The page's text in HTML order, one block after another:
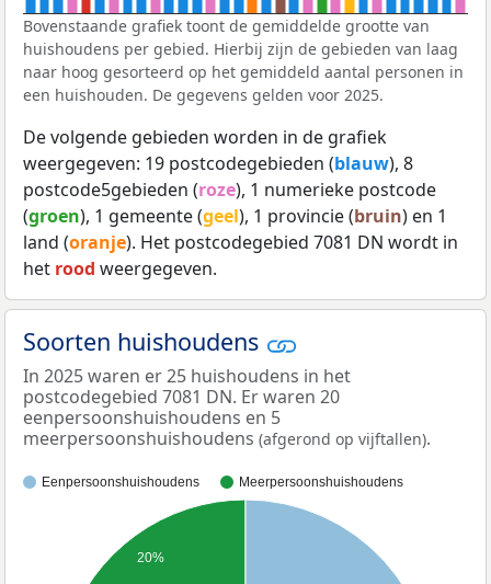
Bovenstaande grafiek toont de gemiddelde grootte van
huishoudens per gebied. Hierbij zijn de gebieden van laag
naar hoog gesorteerd op het gemiddeld aantal personen in
een huishouden. De gegevens gelden voor 2025.
De volgende gebieden worden in de grafiek
weergegeven: 19 postcodegebieden (blauw), 8
postcode5gebieden (roze), 1 numerieke postcode
(groen), 1 gemeente (geel), 1 provincie (bruin) en 1
land (oranje). Het postcodegebied 7081 DN wordt in
het rood weergegeven.
Soorten huishoudens
In 2025 waren er 25 huishoudens in het
postcodegebied 7081 DN. Er waren 20
eenpersoonshuishoudens en 5
meerpersoonshuishoudens (afgerond op vijftallen).
Eenpersoonshuishoudens Meerpersoonshuishoudens
20%